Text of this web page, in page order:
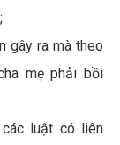
gây ra mà theo
mẹ phải bồi
luật có liên